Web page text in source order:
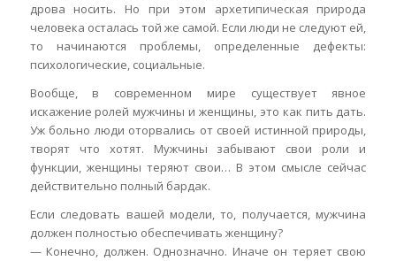
дрова носить. Но при этом архетипическая природа
человека осталась той же самой. Если люди не следуют ей,
то начинаются проблемы, определенные дефекты:
психологические, социальные.
Вообще, в современном мире существует явное
искажение ролей мужчины и женщины, это как пить дать.
Уж больно люди оторвались от своей истинной природы,
творят что хотят. Мужчины забывают свои роли и
функции, женщины теряют свои… В этом смысле сейчас
действительно полный бардак.
Если следовать вашей модели, то, получается, мужчина
должен полностью обеспечивать женщину?
— Конечно, должен. Однозначно. Иначе он теряет свою